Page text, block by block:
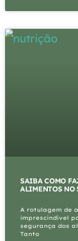
SAIBA COMO
ALIMENTOS NO
A rotulagem de
imprescindível
segurança dos
Tanto